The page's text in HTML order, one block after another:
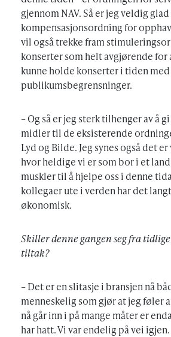
gjennom NAV. Så er jeg veldig
kompensasjonsordning for
vil også trekke fram
konserter som helt avgjørende
kunne holde konserter i tiden
publikumsbegrensninger.
– Og så er jeg sterk tilhenger av å
midler til de eksisterende
Lyd og Bilde. Jeg synes også det
hvor heldige vi er som bor i et
muskler til å hjelpe oss i denne
kollegaer ute i verden har det
økonomisk.
Skiller denne gangen seg fra
tiltak?
– Det er en slitasje i bransjen nå
menneskelig som gjør at jeg føler
nå går inn i på mange måter er
har hatt. Vi var endelig på vei igjen.